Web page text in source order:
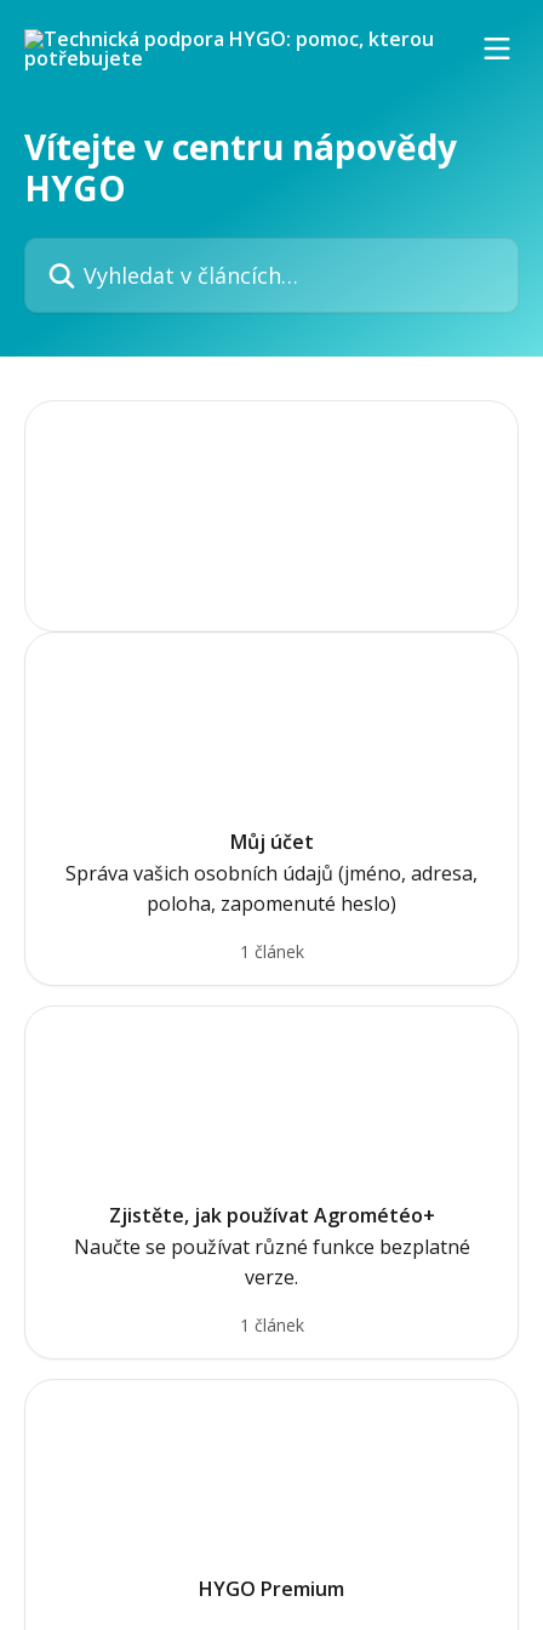
Vítejte v centru nápovědy
HYGO
Vyhledat v článcích…
Můj účet
Správa vašich osobních údajů (jméno, adresa,
poloha, zapomenuté heslo)
1 článek
Zjistěte, jak používat Agrométéo+
Naučte se používat různé funkce bezplatné
verze.
1 článek
HYGO Premium